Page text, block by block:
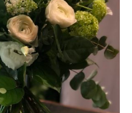
spaces